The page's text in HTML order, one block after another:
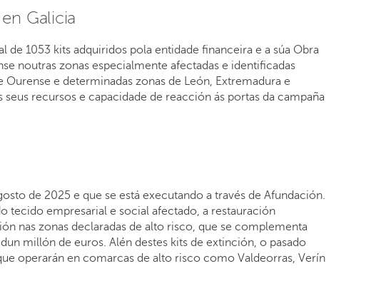
Galicia
de 1053 kits adquiridos pola entidade financeira e a súa Obra
noutras zonas especialmente afectadas e identificadas
e determinadas zonas de León, Extremadura e
recursos e capacidade de reacción ás portas da campaña
de 2025 e que se está executando a través de Afundación.
tecido empresarial e social afectado, a restauración
nas zonas declaradas de alto risco, que se complementa
millón de euros. Alén destes kits de extinción, o pasado
operarán en comarcas de alto risco como Valdeorras, Verín